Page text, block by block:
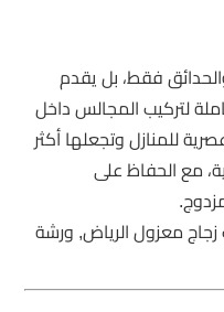
فقط، بل يقدم
لتركيب المجالس داخل
للمنازل وتجعلها أكثر
مع الحفاظ على
زجاج معزول الرياض, ورشة